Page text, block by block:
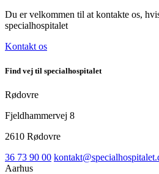
Du er velkommen til at kontakte os,
specialhospitalet
Kontakt os
Find vej til specialhospitalet
Rødovre
Fjeldhammervej 8
2610 Rødovre
36 73 90 00
Aarhus